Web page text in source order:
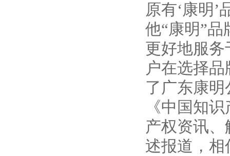
原有‘康明
他“康明”
更好地服务
户在选择
了广东康
《中国知
产权资讯
述报道，